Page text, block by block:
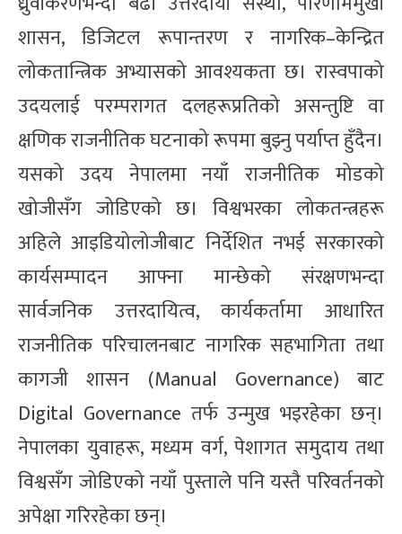
शासन, डिजिटल रूपान्तरण र नागरिक–केन्द्रित
लोकतान्त्रिक अभ्यासको आवश्यकता छ। रास्वपाको
उदयलाई परम्परागत दलहरूप्रतिको असन्तुष्टि वा
क्षणिक राजनीतिक घटनाको रूपमा बुझ्नु पर्याप्त हुँदैन।
यसको उदय नेपालमा नयाँ राजनीतिक मोडको
खोजीसँग जोडिएको छ। विश्वभरका लोकतन्त्रहरू
अहिले आइडियोलोजीबाट निर्देशित नभई सरकारको
कार्यसम्पादन आफ्ना मान्छेको संरक्षणभन्दा
सार्वजनिक उत्तरदायित्व, कार्यकर्तामा आधारित
राजनीतिक परिचालनबाट नागरिक सहभागिता तथा
कागजी शासन (Manual Governance) बाट
Digital Governance तर्फ उन्मुख भइरहेका छन्।
नेपालका युवाहरू, मध्यम वर्ग, पेशागत समुदाय तथा
विश्वसँग जोडिएको नयाँ पुस्ताले पनि यस्तै परिवर्तनको
अपेक्षा गरिरहेका छन्।